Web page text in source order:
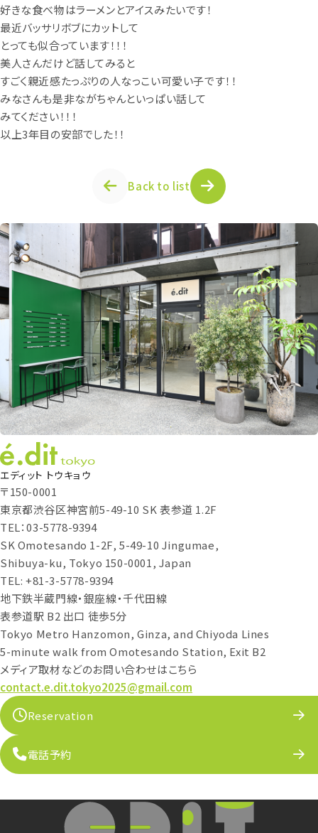
好きな食べ物はラーメンとアイスみたいです！
最近バッサリボブにカットして
とっても似合っています！！！
美人さんだけど話してみると
すごく親近感たっぷりの人なっこい可愛い子です！！
みなさんも是非ながちゃんといっぱい話して
みてください！！！
以上3年目の安部でした！！
Back to list
エディット トウキョウ
〒150-0001
東京都渋谷区神宮前5-49-10 SK 表参道 1.2F
TEL：03-5778-9394
SK Omotesando 1-2F, 5-49-10 Jingumae,
Shibuya-ku, Tokyo 150-0001, Japan
TEL: +81-3-5778-9394
地下鉄半蔵門線・銀座線・千代田線
表参道駅 B2 出口 徒歩5分
Tokyo Metro Hanzomon, Ginza, and Chiyoda Lines
5-minute walk from Omotesando Station, Exit B2
メディア取材などのお問い合わせはこちら
contact.e.dit.tokyo2025@gmail.com
Reservation
電話予約